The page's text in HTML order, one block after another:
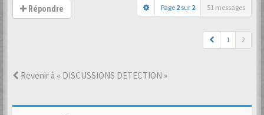
Répondre Page 2 sur 2 51 messages
1 2
Revenir à « DISCUSSIONS DETECTION »